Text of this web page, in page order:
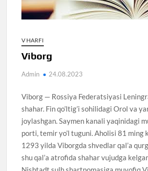
V HARFI
Viborg
Admin 24.08.2023
Viborg — Rossiya Federatsiyasi
shahar. Fin qo’ltig’i sohilidagi Orol va
joylashgan. Saymen kanali yaqinidagi
porti, temir yo’l tuguni. Aholisi 81 ming
1293 yilda Viborgda shvedlar qal’a
shu qal’a atrofida shahar vujudga